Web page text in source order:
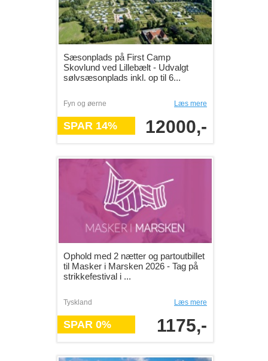
Sæsonplads på First Camp
Skovlund ved Lillebælt - Udvalgt
sølvsæsonplads inkl. op til 6...
Fyn og øerne Læs mere
SPAR 14% 12000,-
Ophold med 2 nætter og partoutbillet
til Masker i Marsken 2026 - Tag på
strikkefestival i ...
Tyskland Læs mere
SPAR 0% 1175,-